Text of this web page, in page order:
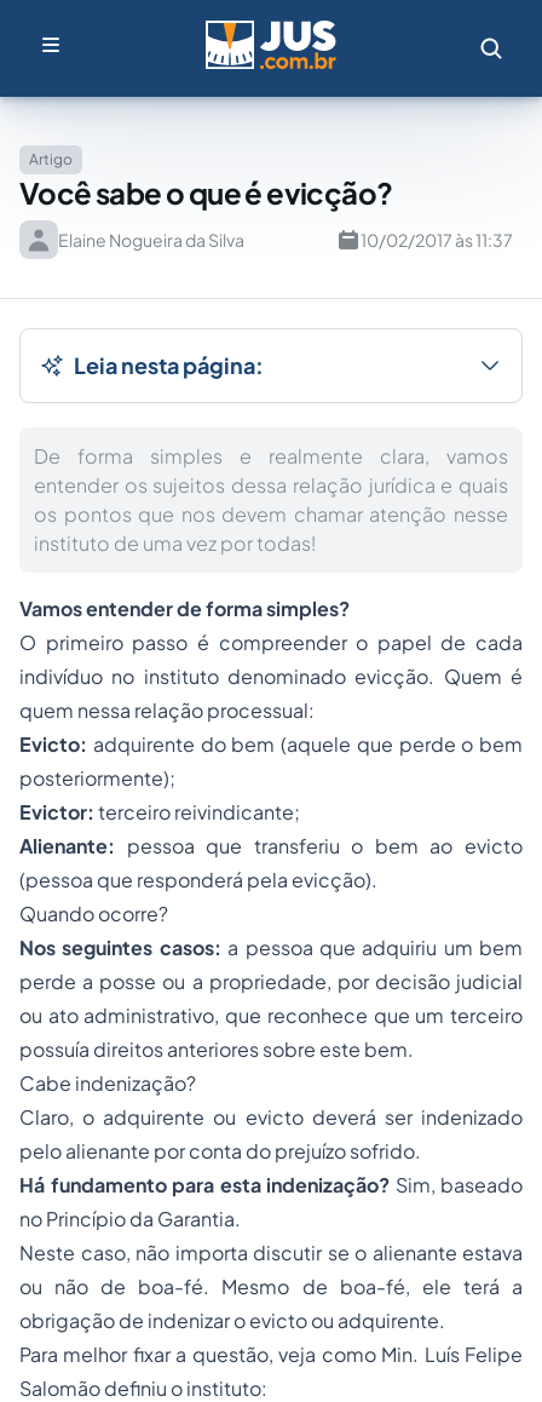
Artigo
Você sabe o que é evicção?
Elaine Nogueira da Silva 10/02/2017 às 11:37
Leia nesta página:
De forma simples e realmente clara, vamos
entender os sujeitos dessa relação jurídica e quais
os pontos que nos devem chamar atenção nesse
instituto de uma vez por todas!
Vamos entender de forma simples?
O primeiro passo é compreender o papel de cada
indivíduo no instituto denominado evicção. Quem é
quem nessa relação processual:
Evicto: adquirente do bem (aquele que perde o bem
posteriormente);
Evictor: terceiro reivindicante;
Alienante: pessoa que transferiu o bem ao evicto
(pessoa que responderá pela evicção).
Quando ocorre?
Nos seguintes casos: a pessoa que adquiriu um bem
perde a posse ou a propriedade, por decisão judicial
ou ato administrativo, que reconhece que um terceiro
possuía direitos anteriores sobre este bem.
Cabe indenização?
Claro, o adquirente ou evicto deverá ser indenizado
pelo alienante por conta do prejuízo sofrido.
Há fundamento para esta indenização? Sim, baseado
no Princípio da Garantia.
Neste caso, não importa discutir se o alienante estava
ou não de boa-fé. Mesmo de boa-fé, ele terá a
obrigação de indenizar o evicto ou adquirente.
Para melhor fixar a questão, veja como Min. Luís Felipe
Salomão definiu o instituto: